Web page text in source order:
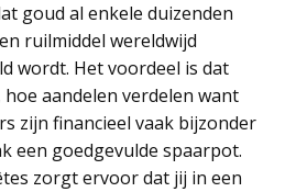
goud al enkele duizenden
ruilmiddel wereldwijd
wordt. Het voordeel is dat
aandelen verdelen want
zijn financieel vaak bijzonder
een goedgevulde spaarpot.
zorgt ervoor dat jij in een